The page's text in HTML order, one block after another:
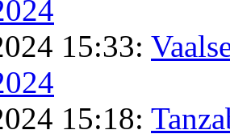
15:33:
15:18: